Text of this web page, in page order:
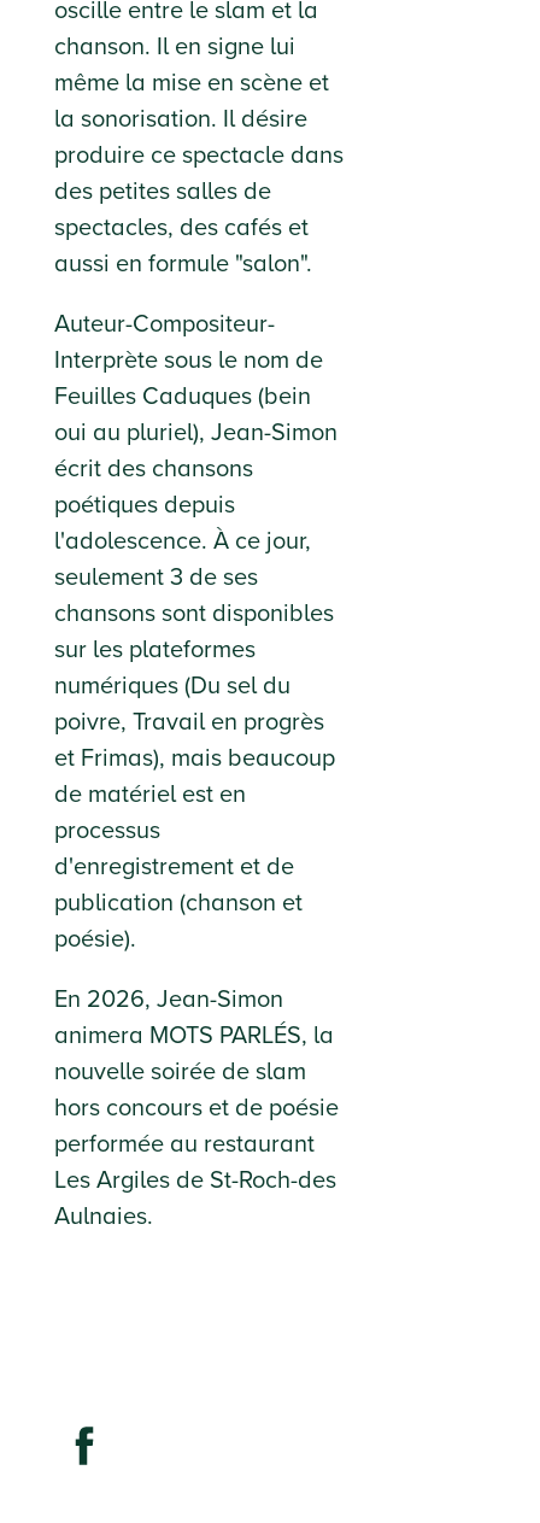
oscille entre le slam et la
chanson. Il en signe lui
même la mise en scène et
la sonorisation. Il désire
produire ce spectacle dans
des petites salles de
spectacles, des cafés et
aussi en formule "salon".
Auteur-Compositeur-
Interprète sous le nom de
Feuilles Caduques (bein
oui au pluriel), Jean-Simon
écrit des chansons
poétiques depuis
l'adolescence. À ce jour,
seulement 3 de ses
chansonssontdisponibles
sur les plateformes
numériques (Du sel du
poivre, Travail en progrès
et Frimas), mais beaucoup
de matériel est en
processus
d'enregistrement et de
publication (chanson et
poésie).
En 2026, Jean-Simon
animera MOTS PARLÉS, la
nouvelle soirée de slam
hors concours et de poésie
performée au restaurant
Les Argiles de St-Roch-des
Aulnaies.